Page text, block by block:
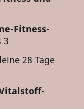
Fitness-
3
28 Tage